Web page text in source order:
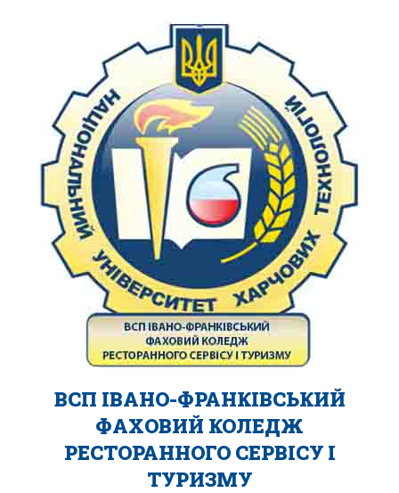
ВСП ІВАНО-ФРАНКІВСЬКИЙ
ФАХОВИЙ КОЛЕДЖ
РЕСТОРАННОГО СЕРВІСУ І
ТУРИЗМУ